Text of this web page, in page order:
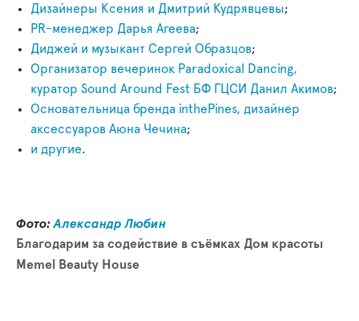
Дизайнеры Ксения и Дмитрий Кудрявцевы;
PR-менеджер Дарья Агеева;
Диджей и музыкант Сергей Образцов;
Организатор вечеринок Paradoxical Dancing,
куратор Sound Around Fest БФ ГЦСИ Данил Акимов;
Основательница бренда inthePines, дизайнер
аксессуаров Аюна Чечина;
и другие.
Фото:Александр Любин
Благодарим за содействие в съёмках Дом красоты
Memel Beauty House